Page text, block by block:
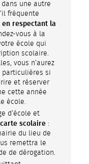
une autre
fréquente
en respectant la
vous à la
école qui
scolaire.
vous n’aurez
particulières si
et réserver
cette année
école.
d’école et
scolaire :
du lieu de
remettra le
de dérogation.